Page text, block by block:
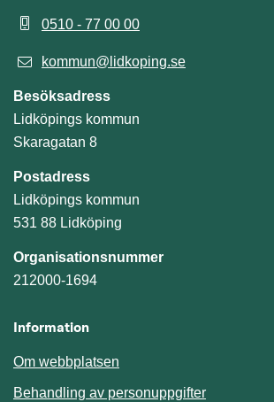
0510 - 77 00 00
kommun@lidkoping.se
Besöksadress
Lidköpings kommun
Skaragatan 8
Postadress
Lidköpings kommun
531 88 Lidköping
Organisationsnummer
212000-1694
Information
Om webbplatsen
Behandling av personuppgifter